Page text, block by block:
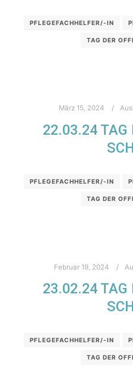
PFLEGEFACHHELFER/-IN
TAG DER
März 15, 2024
22.03.24 TAG
PFLEGEFACHHELFER/-IN
TAG DER
Februar 19, 2024
23.02.24 TAG
PFLEGEFACHHELFER/-IN
TAG DER